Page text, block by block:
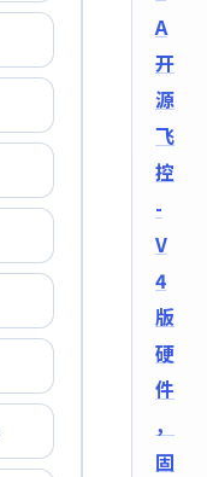
A
开
源
飞
控
-
V
4
版
硬
件
，
固